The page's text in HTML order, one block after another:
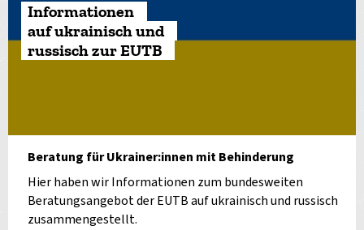
Informationen
auf ukrainisch und
russisch zur EUTB
Beratung für Ukrainer:innen mit Behinderung
Hier haben wir Informationen zum bundesweiten
Beratungsangebot der EUTB auf ukrainisch und russisch
zusammengestellt.